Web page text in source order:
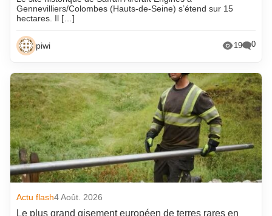
Gennevilliers/Colombes (Hauts-de-Seine) s’étend sur 15
hectares. Il […]
piwi 19 0
Actu flash4 Août. 2026
Le plus grand gisement européen de terres rares en